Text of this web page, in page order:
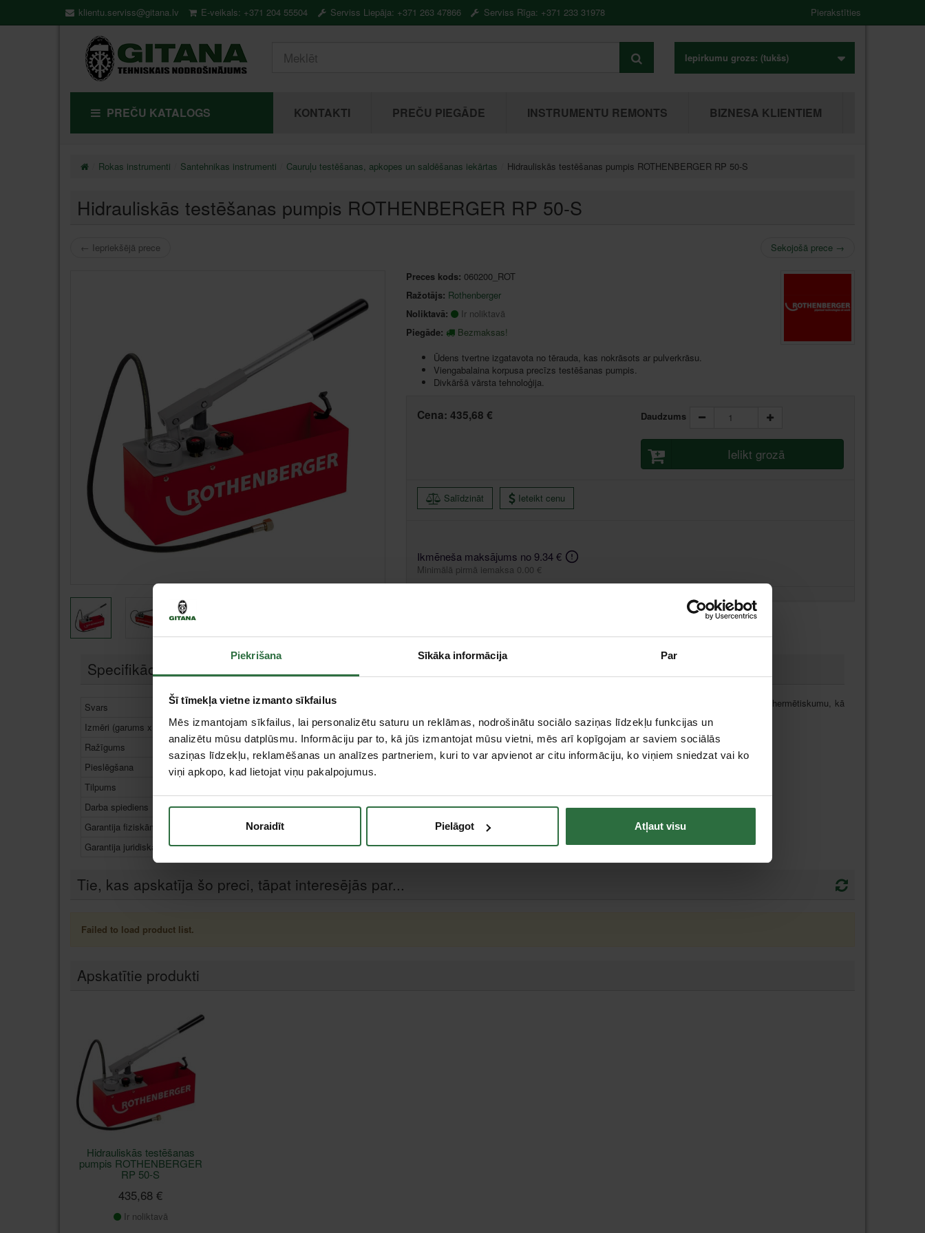
Piekrišana Sīkāka informācija Par
Šī tīmekļa vietne izmanto sīkfailus
Mēs izmantojam sīkfailus, lai personalizētu saturu un reklāmas, nodrošinātu sociālo saziņas līdzekļu funkcijas un
analizētu mūsu datplūsmu. Informāciju par to, kā jūs izmantojat mūsu vietni, mēs arī kopīgojam ar saviem sociālās
saziņas līdzekļu, reklamēšanas un analīzes partneriem, kuri to var apvienot ar citu informāciju, ko viņiem sniedzat vai ko
viņi apkopo, kad lietojat viņu pakalpojumus.
Noraidīt Pielāgot Atļaut visu
klientu.serviss@gitana.lv E-veikals: +371 204 55504 Serviss Liepāja: +371 263 47866 Serviss Rīga: +371 233 31978 Pierakstīties
Iepirkumu grozs: (tukšs)
PREČU KATALOGS KONTAKTI PREČU PIEGĀDE INSTRUMENTU REMONTS BIZNESA KLIENTIEM
Rokas instrumenti Santehnikas instrumenti Cauruļu testēšanas, apkopes un saldēšanas iekārtas Hidrauliskās testēšanas pumpis ROTHENBERGER RP 50-S
Hidrauliskās testēšanas pumpis ROTHENBERGER RP 50-S
← Iepriekšējā prece Sekojošā prece →
Preces kods: 060200_ROT
Ražotājs: Rothenberger
Noliktavā:
Ir noliktavā
Piegāde:
Bezmaksas!
Ūdens tvertne izgatavota no tērauda, kas nokrāsots ar pulverkrāsu.
Viengabalaina korpusa precīzs testēšanas pumpis.
Divkāršā vārsta tehnoloģija.
Cena: 435,68 € Daudzums
Ielikt grozā
Salīdzināt Ieteikt cenu
Ikmēneša maksājums no 9.34 €
Minimālā pirmā iemaksa 0.00 €
Ļauj ātri un efektīvi ar augstu ūdens vai smērvielas spiedienu pārbaudīt dažādu sistēmu hermētiskumu, kā
arī atrast esošos defektus.
Jaudīgs rokas pumpis, precīzs integrēts manometrs un izturīgas augstspiediena šļūtenes.
Divkāršs vadības vārsts ļaus viegli izvēlēties nepieciešamo testēšanas spiedienu.
Specifikācija
Svars
8 kg
Izmēri (garums x platums x augstums)
720x170x260 mm
Ražīgums
aptuveni 45 ml 1 gājienā
Pieslēgšana
R 1/2"
Tilpums
Darba spiediens
0-60 bar
Garantija fiziskām personām, mēn.
24
Garantija juridiskām personām, mēn.
12
Tie, kas apskatīja šo preci, tāpat interesējās par...
Failed to load product list.
Apskatītie produkti
Hidrauliskās testēšanas
pumpis ROTHENBERGER
RP 50-S
435,68 €
Ir noliktavā